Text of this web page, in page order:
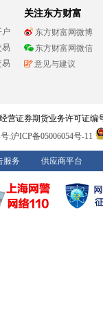
户
易
易
关注东方财富
东方财富网微博
东方财富网微信
意见与建议
营证券期货业务许可证编
:沪ICP备05006054号-11
服务 供应商平台